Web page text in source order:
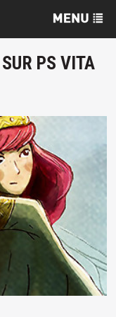
PS VITA